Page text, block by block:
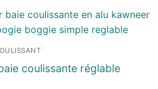
coulissante réglable